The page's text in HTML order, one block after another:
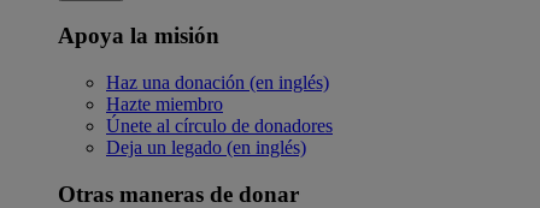
Apoya la misión
Haz una donación (en inglés)
Hazte miembro
Únete al círculo de donadores
Deja un legado (en inglés)
Otras maneras de donar